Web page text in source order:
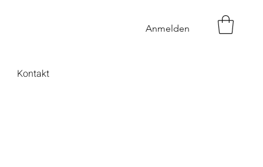
Anmelden
Kontakt